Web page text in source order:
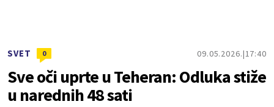
SVET 0 09.05.2026. 17:40
Sve oči uprte u Teheran: Odluka stiže
u narednih 48 sati